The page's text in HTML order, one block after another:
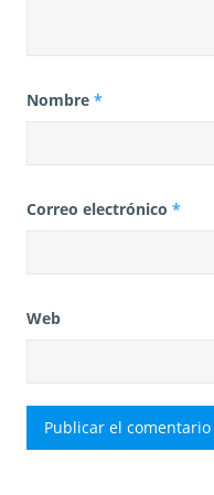
Nombre *
Correo electrónico *
Web